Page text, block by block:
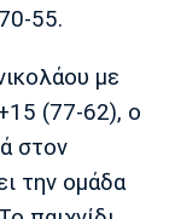
55.
με
(77-62), o
στον
την ομάδα